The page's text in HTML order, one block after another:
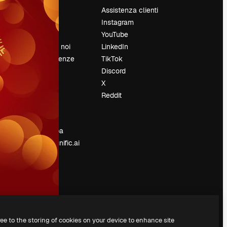
Prezzi
Chi siamo
Recensioni
Lavora con noi
Cerca tendenze
contenuti
Sala stampa
Cerchi magnific.ai
Assistenza clienti
Instagram
YouTube
LinkedIn
TikTok
Discord
X
Reddit
to the storing of cookies on your device to enhance site